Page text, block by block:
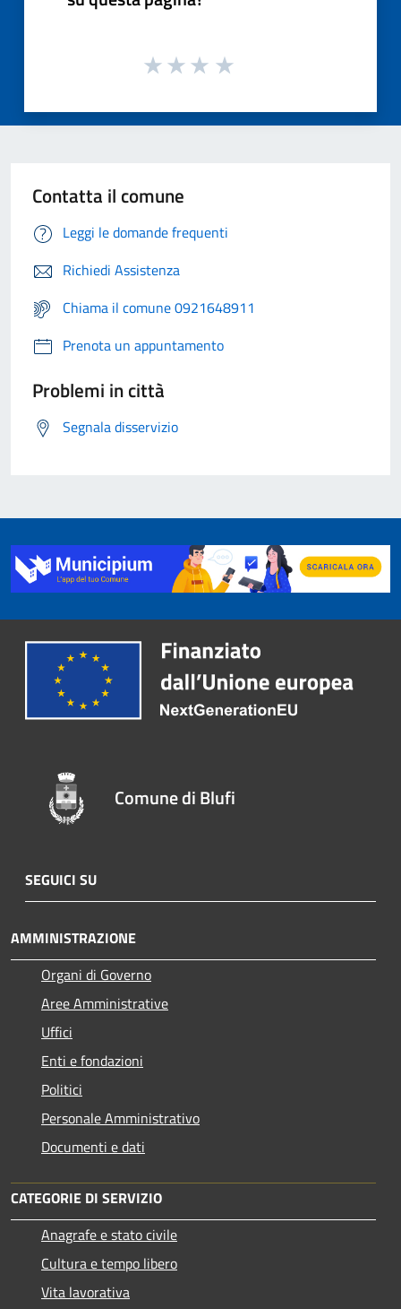
Contatta il comune
Leggi le domande frequenti
Richiedi Assistenza
Chiama il comune 0921648911
Prenota un appuntamento
Problemi in città
Segnala disservizio
Comune di Blufi
SEGUICI SU
AMMINISTRAZIONE
Organi di Governo
Aree Amministrative
Uffici
Enti e fondazioni
Politici
Personale Amministrativo
Documenti e dati
CATEGORIE DI SERVIZIO
Anagrafe e stato civile
Cultura e tempo libero
Vita lavorativa